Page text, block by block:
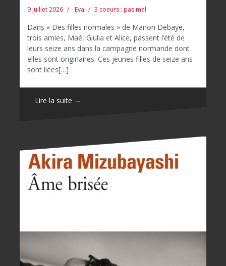
9 juillet 2026 Eva 3 coeurs : pas mal
Dans « Des filles normales » de Manon Debaye,
trois amies, Maé, Giulia et Alice, passent l’été de
leurs seize ans dans la campagne normande dont
elles sont originaires. Ces jeunes filles de seize ans
sont liées[…]
Lire la suite →